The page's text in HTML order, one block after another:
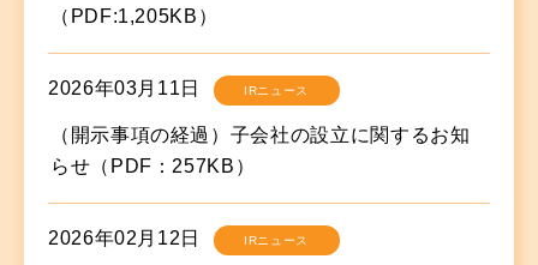
（PDF:1,205KB）
2026年03月11日 IRニュース
（開示事項の経過）子会社の設立に関するお知
らせ（PDF：257KB）
2026年02月12日 IRニュース